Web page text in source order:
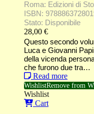
Roma: Edizioni di
ISBN:
Stato: Disponibile
28,00 €
Questo secondo
Luca e Giovanni
della vicenda
che furono due tra…
Read more
WishlistRemove from
Wishlist
Cart